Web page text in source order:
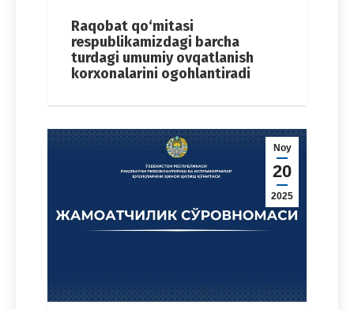
Raqobat qo‘mitasi
respublikamizdagi barcha
turdagi umumiy ovqatlanish
korxonalarini ogohlantiradi
Noy
20
2025